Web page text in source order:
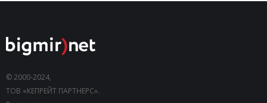
© 2000-2024,
ТОВ «КЕПРЕЙТ ПАРТНЕРС».